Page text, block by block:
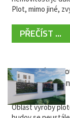
Plot, mimo jiné,
PŘEČÍST ...
Moderní
kovů:
žádná údržba
Oblast výroby